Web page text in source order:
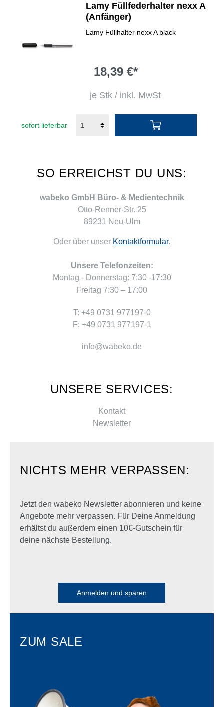
Lamy Füllfederhalter nexx A
(Anfänger)
Lamy Füllhalter nexx A black
18,39 €*
je Stk / inkl. MwSt
sofort lieferbar
SO ERREICHST DU UNS:
wabeko GmbH Büro- & Medientechnik
Otto-Renner-Str. 25
89231 Neu-Ulm
Oder über unser Kontaktformular.
Unsere Telefonzeiten:
Montag - Donnerstag: 7:30 -17:30
Freitag 7:30 – 17:00
T: +49 0731 977197-0
F: +49 0731 977197-1
info@wabeko.de
UNSERE SERVICES:
Kontakt
Newsletter
NICHTS MEHR VERPASSEN:
Jetzt den wabeko Newsletter abonnieren und keine
Angebote mehr verpassen. Für Deine Anmeldung
erhältst du außerdem einen 10€-Gutschein für
deine nächste Bestellung.
Anmelden und sparen
ZUM SALE